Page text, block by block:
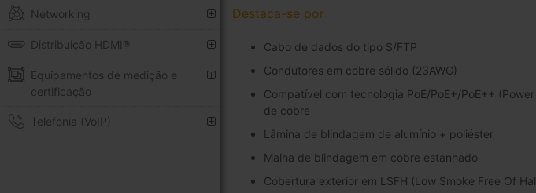
Networking
Distribuição HDMI®
Equipamentos de medição e
certificação
Telefonia (VoIP)
Galeria
imagens
Destaca-se por
Cabo de dados do tipo S/FTP
Condutores em cobre sólido (23AWG)
Compatível com tecnologia PoE/PoE+/PoE++
de cobre
Lâmina de blindagem de alumínio + poliéster
Malha de blindagem em cobre estanhado
Cobertura exterior em LSFH (Low Smoke Free Of